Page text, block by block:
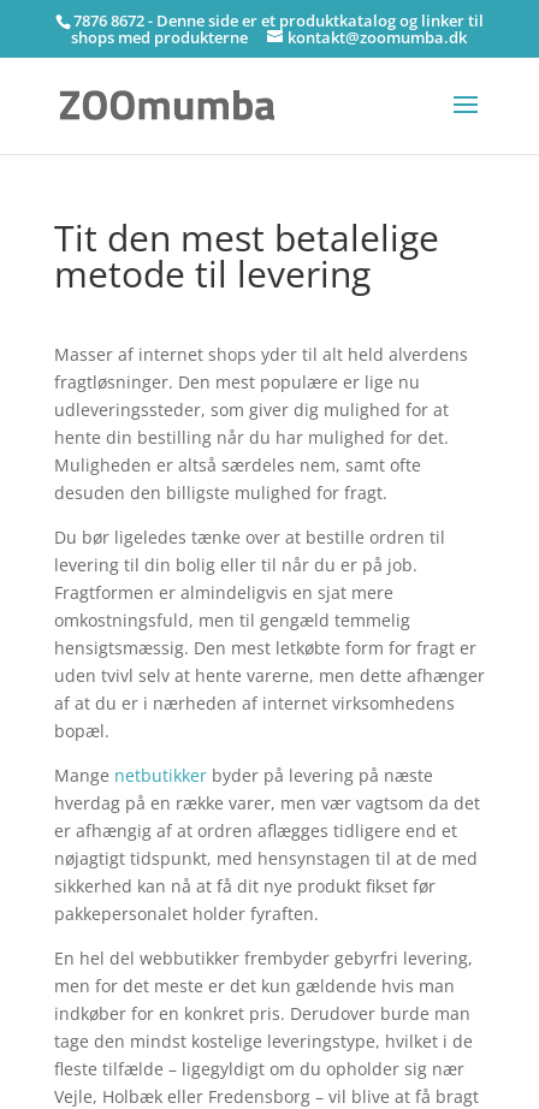
7876 8672 - Denne side er et produktkatalog og linker til
shops med produkterne kontakt@zoomumba.dk
Tit den mest betalelige
metode til levering
Masser af internet shops yder til alt held alverdens
fragtløsninger. Den mest populære er lige nu
udleveringssteder, som giver dig mulighed for at
hente din bestilling når du har mulighed for det.
Muligheden er altså særdeles nem, samt ofte
desuden den billigste mulighed for fragt.
Du bør ligeledes tænke over at bestille ordren til
levering til din bolig eller til når du er på job.
Fragtformen er almindeligvis en sjat mere
omkostningsfuld, men til gengæld temmelig
hensigtsmæssig. Den mest letkøbte form for fragt er
uden tvivl selv at hente varerne, men dette afhænger
af at du er i nærheden af internet virksomhedens
bopæl.
Mange netbutikkerbyder på levering på næste
hverdag på en række varer, men vær vagtsom da det
er afhængig af at ordren aflægges tidligere end et
nøjagtigt tidspunkt, med hensynstagen til at de med
sikkerhed kan nå at få dit nye produkt fikset før
pakkepersonalet holder fyraften.
En hel del webbutikker frembyder gebyrfri levering,
men for det meste er det kun gældende hvis man
indkøber for en konkret pris. Derudover burde man
tage den mindst kostelige leveringstype, hvilket i de
fleste tilfælde – ligegyldigt om du opholder sig nær
Vejle, Holbæk eller Fredensborg – vil blive at få bragt